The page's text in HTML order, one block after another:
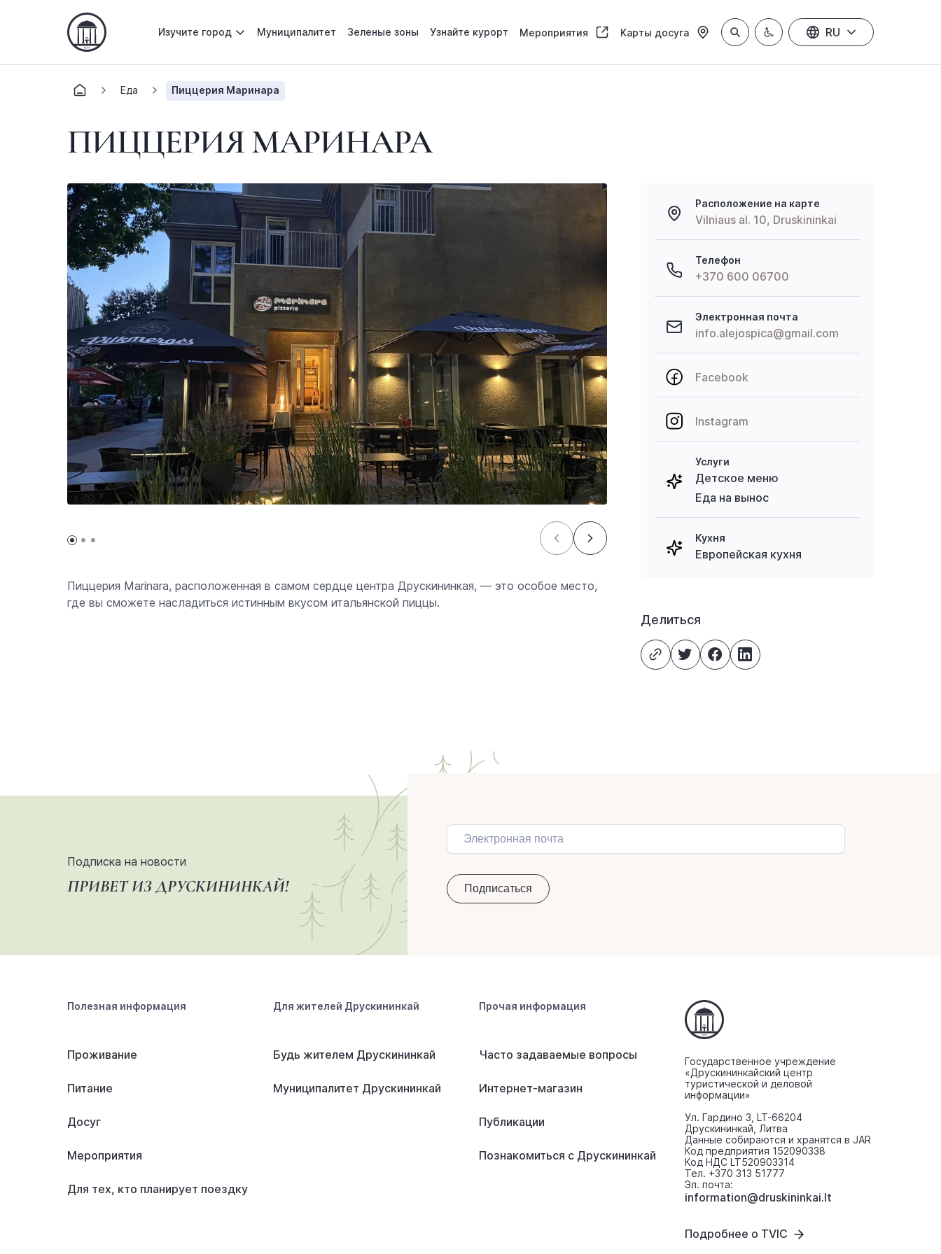
Изучите город Муниципалитет Зеленые зоны Узнайте курорт Мероприятия Карты досуга RU
Еда Пиццерия Маринара
ПИЦЦЕРИЯ МАРИНАРА
Пиццерия Marinara, расположенная в самом сердце центра Друскининкая, — это особое место,
где вы сможете насладиться истинным вкусом итальянской пиццы.
Расположение на карте
Vilniaus al. 10, Druskininkai
Телефон
+370 600 06700
Электронная почта
info.alejospica@gmail.com
Facebook
Instagram
Услуги
Детское меню
Еда на вынос
Кухня
Европейская кухня
Делиться
Подписка на новости
ПРИВЕТ ИЗ ДРУСКИНИНКАЙ!
Полезная информация
Проживание
Питание
Досуг
Мероприятия
Для тех, кто планирует поездку
Для жителей Друскининкай
Будь жителем Друскининкай
Муниципалитет Друскининкай
Прочая информация
Часто задаваемые вопросы
Интернет-магазин
Публикации
Познакомиться с Друскининкaй
Государственное учреждение
«Друскининкайский центр
туристической и деловой
информации»
Ул. Гардино 3, LT-66204
Друскининкай, Литва
Данные собираются и хранятся в JAR
Код предприятия 152090338
Код НДС LT520903314
Тел. +370 313 51777
Эл. почта:
information@druskininkai.lt
Подробнее о TVIC